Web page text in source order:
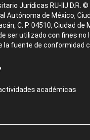
Jurídicas RU-IIJ D.R. ©
Autónoma de México,
C. P. 04510, Ciudad de
ser utilizado con fines no
la fuente de conformidad
académicas